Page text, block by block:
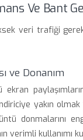
Ve Bant
veri trafiği
ve Donanım
ekran
yakın
donmalarını
verimli kullanımı